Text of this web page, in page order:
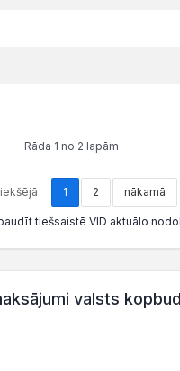
Rāda 1 no 2 lapām
1 2 nākamā
tiešsaistē VID aktuālo
valsts